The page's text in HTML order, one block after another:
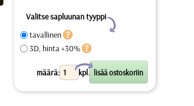
Valitse sapluunan tyyppi
Y
tavallinen
3D, hinta +30%
määrä: kpl.
X